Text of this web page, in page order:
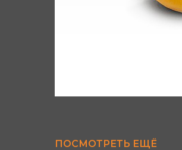
ПОСМОТРЕТЬ ЕЩЁ